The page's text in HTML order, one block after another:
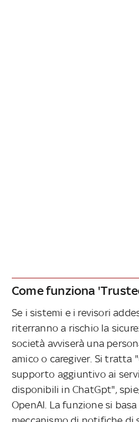
Come funziona
Se i sistemi e i revisori
riterranno a rischio la
società avviserà una
amico o caregiver. Si tratta
supporto aggiuntivo ai
disponibili in ChatGpt",
OpenAI. La funzione si